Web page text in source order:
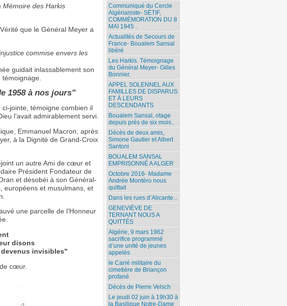
Mémoire des Harkis
que le Général Meyer a
commise envers les
guidait inlassablement son
1958 à nos jours"
ci-jointe, témoigne combien il
l’avait admirablement servi.
Emmanuel Macron, après
à la Dignité de Grand-Croix
un autre Ami de cœur et
Président Fondateur de
et désobéi à son Général-
européens et musulmans, et
une parcelle de l’Honneur
disons
devenus invisibles"
cœur.
Communiqué du Cercle
Algérianiste- SÉTIF,
COMMÉMORATION DU 8
MAI 1945 .
Actualités de Secours de
France- Boualem Sansal
libéré
Les Harkis. Témoignage
du Général Meyer- Gilles
Bonnier.
APPEL SOLENNEL AUX
FAMILLES DE DISPARUS
ET À LEURS
DESCENDANTS
Boualem Sansal, otage
depuis près de six mois..
Décès de deux amis,
Simone Gautier et Albert
Santoni
BOUALEM SANSAL
EMPRISONNÉ A ALGER
Octobre 2016- Madame
Andrée Montéro nous
quittait
Dans les rues d’Alicante...
GENEVIÈVE DE
TERNANT NOUS A
QUITTÉS
Algérie, 9 mars 1962
sacrifice programmé
d’une unité de jeunes
appelés
le Carré militaire du
cimetière de Briançon
profané
Décès de Pierre Velsch
Le jeudi 02 juin à 19h30 à
la Basilique Notre-Dame